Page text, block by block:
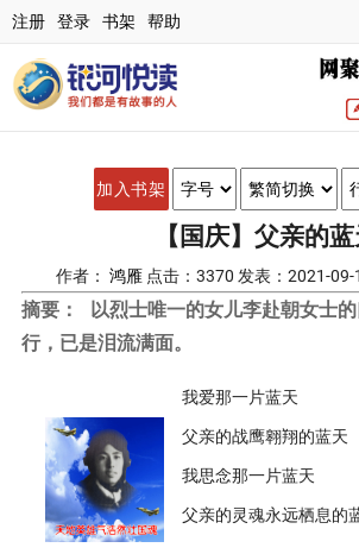
注册 登录 书架 帮助
加入书架
【国庆】父亲的
作者： 鸿雁 点击：3370 发表：2021-09-
摘要：
以烈士唯一的女儿李赴朝女士
行，已是泪流满面。
我爱那一片蓝天
父亲的战鹰翱翔的蓝天
我思念那一片蓝天
父亲的灵魂永远栖息的